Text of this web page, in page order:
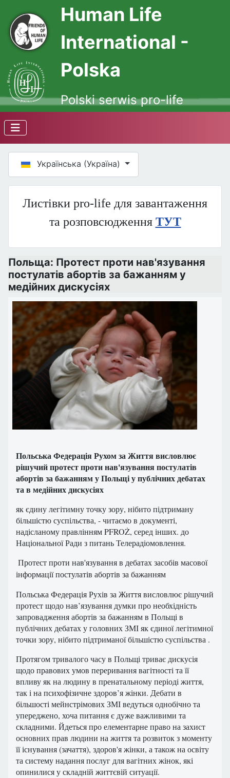
Human Life
International -
Polska
Polski serwis pro-life
Оберіть свою мову
Українська (Україна)
Листівки pro-life для завантаження
та розповсюдження ТУТ
Польща: Протест проти нав'язування
постулатів абортів за бажанням у
медійних дискусіях
Польська Федерація Рухом за Життя висловлює
рішучий протест проти нав'язування постулатів
абортів за бажанням у Польщі у публічних дебатах
та в медійних дискусіях
як єдину легітимну точку зору, нібито підтриману
більшістю суспільства, - читаємо в документі,
надісланому правлінням PFROŻ, серед інших. до
Національної Ради з питань Телерадіомовлення.
Протест проти нав'язування в дебатах засобів масової
інформації постулатів абортів за бажанням
Польська Федерація Рухів за Життя висловлює рішучий
протест щодо нав’язування думки про необхідність
запровадження абортів за бажанням в Польщі в
публічних дебатах у головних ЗМІ як єдиної легітимної
точки зору, нібито підтриманої більшістю суспільства .
Протягом тривалого часу в Польщі триває дискусія
щодо правових умов переривання вагітності та її
впливу як на людину в пренатальному періоді життя,
так і на психофізичне здоров’я жінки. Дебати в
більшості мейнстрімових ЗМІ ведуться однобічно та
упереджено, хоча питання є дуже важливими та
складними. Йдеться про елементарне право на захист
основних прав людини на життя та розвиток з моменту
її існування (зачаття), здоров'я жінки, а також на освіту
та систему надання послуг для вагітних жінок, які
опинилися у складній життєвій ситуації.